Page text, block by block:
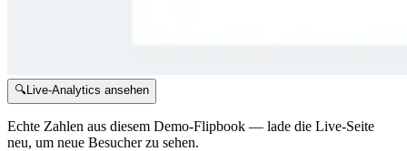
🔍 Live-Analytics ansehen
Echte Zahlen aus diesem Demo-Flipbook — lade die Live-Seite
neu, um neue Besucher zu sehen.